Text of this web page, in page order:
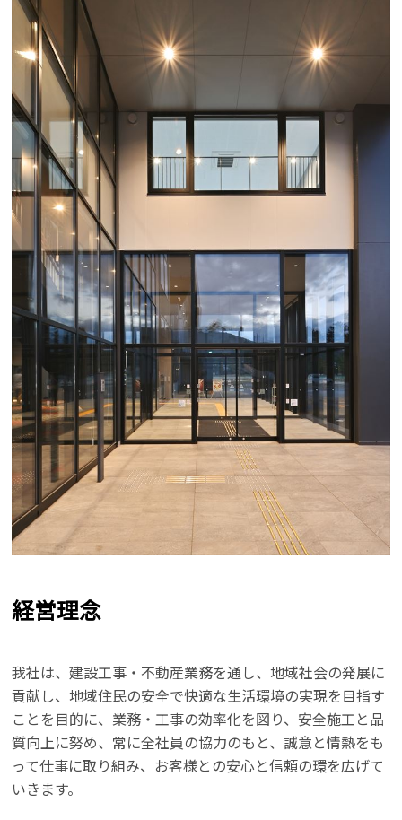
経営理念
我社は、建設工事・不動産業務を通し、地域社会の発展に
貢献し、地域住民の安全で快適な生活環境の実現を目指す
ことを目的に、業務・工事の効率化を図り、安全施工と品
質向上に努め、常に全社員の協力のもと、誠意と情熱をも
って仕事に取り組み、お客様との安心と信頼の環を広げて
いきます。